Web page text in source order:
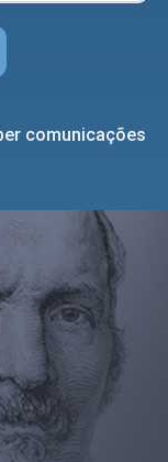
comunicações